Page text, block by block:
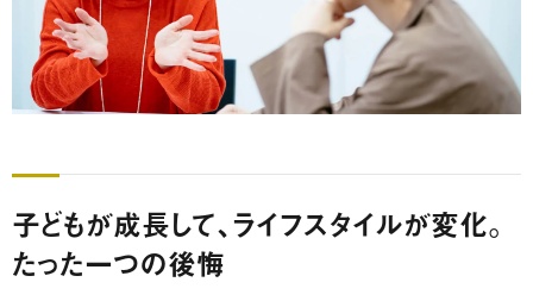
子どもが成長して、ライフスタイルが変化。
たった一つの後悔